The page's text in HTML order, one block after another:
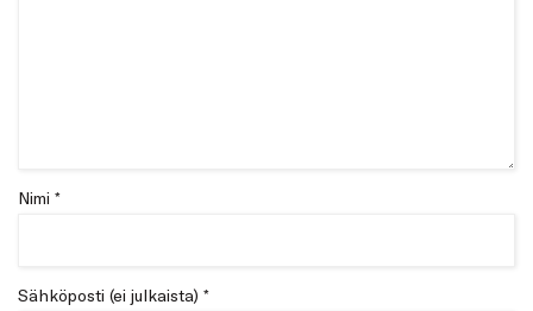
Nimi *
Sähköposti (ei julkaista) *